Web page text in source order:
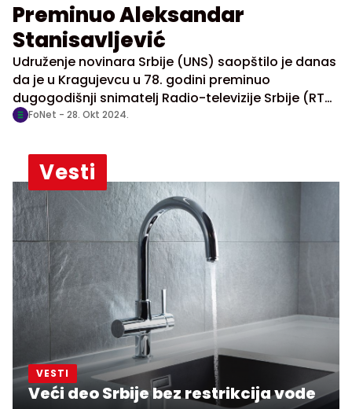
Preminuo Aleksandar
Stanisavljević
Udruženje novinara Srbije (UNS) saopštilo je danas
da je u Kragujevcu u 78. godini preminuo
dugogodišnji snimatelj Radio-televizije Srbije (RTS)
i član Udruženja Aleksandar Stanisavljević.
FoNet - 28. Okt 2024.
Vesti
VESTI
Veći deo Srbije bez restrikcija vode